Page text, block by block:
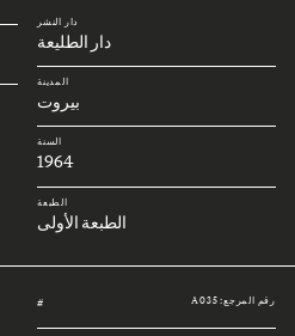
دار النشر
دار الطليعة
المدينة
بيروت
السنة
1964
الطبعة
الطبعة الأولى
رقم المرجع: A035 #